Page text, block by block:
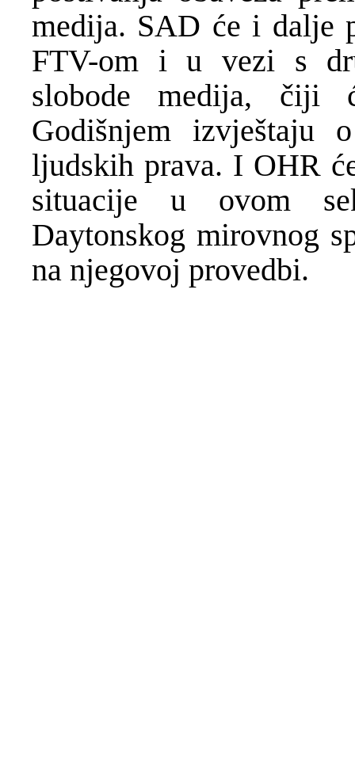
medija. SAD će i dalje
FTV-om i u vezi s
slobode medija,
Godišnjem izvještaju
ljudskih prava. I OHR
situacije u ovom
Daytonskog mirovnog
na njegovoj provedbi.